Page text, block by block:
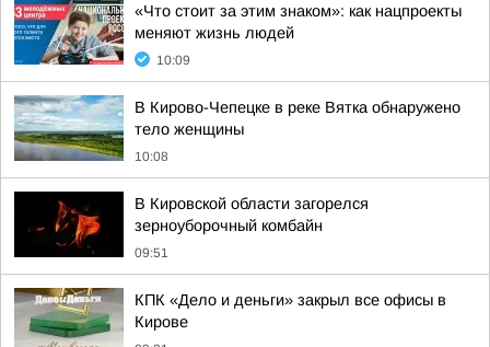
«Что стоит за этим знаком»: как нацпроекты
меняют жизнь людей
10:09
В Кирово-Чепецке в реке Вятка обнаружено
тело женщины
10:08
В Кировской области загорелся
зерноуборочный комбайн
09:51
КПК «Дело и деньги» закрыл все офисы в
Кирове